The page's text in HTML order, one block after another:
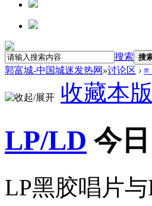
搜索 搜
郭富城-中国城迷发热网 »讨论区 › ≡
收藏本版
LP/LD 今
LP黑胶唱片